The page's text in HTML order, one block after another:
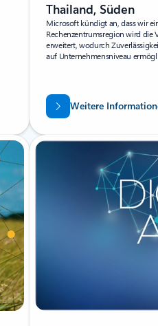
Thailand, Süden
Microsoft kündigt an, dass wir
Rechenzentrumsregion wird die
erweitert, wodurch
auf Unternehmensniveau
Weitere